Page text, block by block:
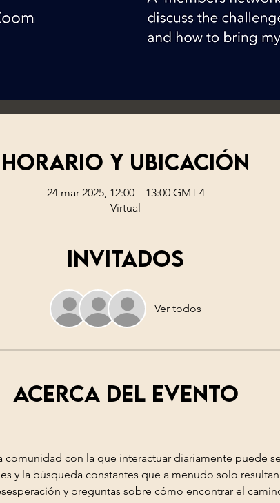
Horario y ubicación
24 mar 2025, 12:00 – 13:00 GMT-4
Virtual
Invitados
Ver todos
Acerca del evento
comunidad con la que interactuar diariamente puede
y la búsqueda constantes que a menudo solo
y preguntas sobre cómo encontrar el